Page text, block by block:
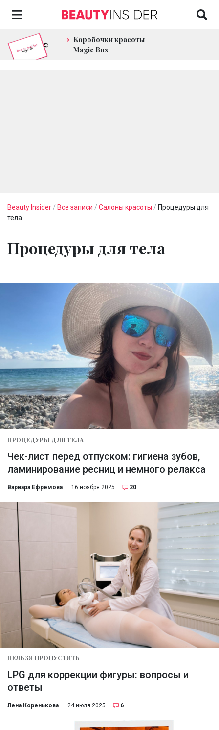
Коробочки красоты
Magic Box
Beauty Insider / Все записи / Салоны красоты / Процедуры для
тела
Процедуры для тела
ПРОЦЕДУРЫ ДЛЯ ТЕЛА
Чек-лист перед отпуском: гигиена зубов,
ламинирование ресниц и немного релакса
Варвара Ефремова 16 ноября 2025 20
НЕЛЬЗЯ ПРОПУСТИТЬ
LPG для коррекции фигуры: вопросы и
ответы
Лена Коренькова 24 июля 2025 6